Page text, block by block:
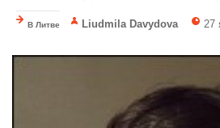
В Литве Liudmila Davydova 27